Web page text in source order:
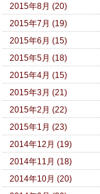
2015年8月 (20)
2015年7月 (19)
2015年6月 (15)
2015年5月 (18)
2015年4月 (15)
2015年3月 (21)
2015年2月 (22)
2015年1月 (23)
2014年12月 (19)
2014年11月 (18)
2014年10月 (20)